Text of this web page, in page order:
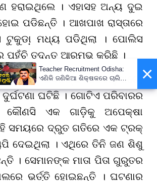
ହରାଇଥିଲେ । ଏହାସହ ଅନ୍ୟ ଦୁଇ
ପଡିଛନ୍ତି । ଆଖପାଖ ରାସ୍ତାରେ
ଟୁକୁଡା଼ ମଧ୍ୟ ପଡିଥିଲା । ପୋଲିସ
ପହଁଚି ତଦନ୍ତ ଆରମ୍ଭ କରିଛି ।
ଅମୀନ୍ ହସନଙ୍କ କହିବାନୁସାରେ,
ଦୁର୍ଘଟଣା ଘଟିଛି । ଗୋଟିଏ ପରିବାରର
ଏକ ଗାଡ଼ିକୁ ଅପେକ୍ଷା
ସମୟରେ ଦ୍ରୁତ ଗତିରେ ଏକ ଟ୍ରକ୍
ଦେଇଥିଲା । ଏଥିରେ ତିନି ଜଣ ଶିଶୁ
। ସେମାନଙ୍କ ମାତା ପିତା ଗୁରୁତର
ଭର୍ତ୍ତି ହୋଇଛନ୍ତି । ଘଟଣାର
×
Teacher Recruitment Odisha:
ଏଣିକି ଜଣିକିଆ ଶିକ୍ଷକରେ ଚାଲିବନି
ଶିକ୍ଷକ ; ୧୫ ଦିନରେ ପ୍ରକ୍ରିୟା
ସାରିବାକୁ ନିର୍ଦ୍ଦେଶ